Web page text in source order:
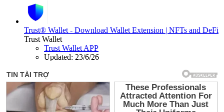
Trust® Wallet - Download Wallet Extension | NFTs and DeFi
Trust Wallet
Trust Wallet APP
Updated: 23/6/26